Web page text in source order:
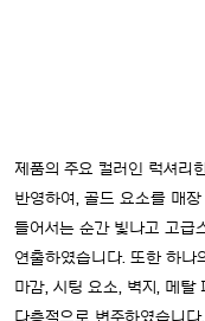
제품의 주요 컬러인 럭셔리
반영하여, 골드 요소를 매
들어서는 순간 빛나고 고급
연출하였습니다. 또한 하나
마감, 시팅 요소, 벽지, 메
다층적으로 변주하였습니